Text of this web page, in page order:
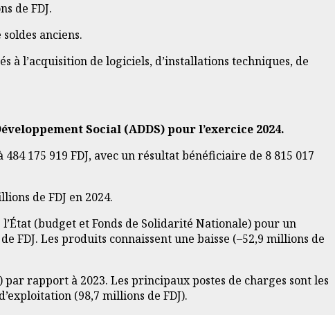
de FDJ.
anciens.
à l’acquisition de logiciels, d’installations techniques, de
Social (ADDS) pour l’exercice 2024.
175 919 FDJ, avec un résultat bénéficiaire de 8 815 017
de FDJ en 2024.
(budget et Fonds de Solidarité Nationale) pour un
FDJ. Les produits connaissent une baisse (–52,9 millions de
par rapport à 2023. Les principaux postes de charges sont les
(98,7 millions de FDJ).